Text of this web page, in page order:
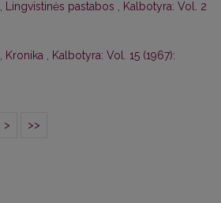
Lingvistinės pastabos
Kalbotyra: Vol. 2
Kronika
Kalbotyra: Vol. 15 (1967):
> >>